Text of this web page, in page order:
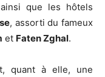
ainsi que les hôtels
, assorti du fameux
et Faten Zghal.
quant à elle, une